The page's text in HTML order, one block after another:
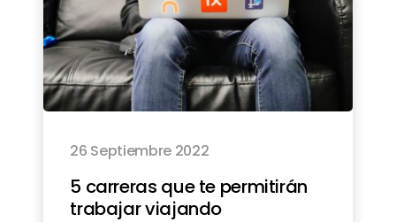
26 Septiembre 2022
5 carreras que te permitirán
trabajar viajando